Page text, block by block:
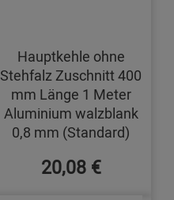
Hauptkehle ohne
Stehfalz Zuschnitt 400
mm Länge 1 Meter
Aluminium walzblank
0,8 mm (Standard)
20,08 €